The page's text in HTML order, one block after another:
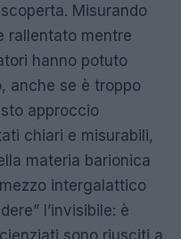
Misurando
rallentato mentre
hanno potuto
anche se è troppo
approccio
chiari e misurabili,
materia barionica
intergalattico
l’invisibile: è
sono riusciti a